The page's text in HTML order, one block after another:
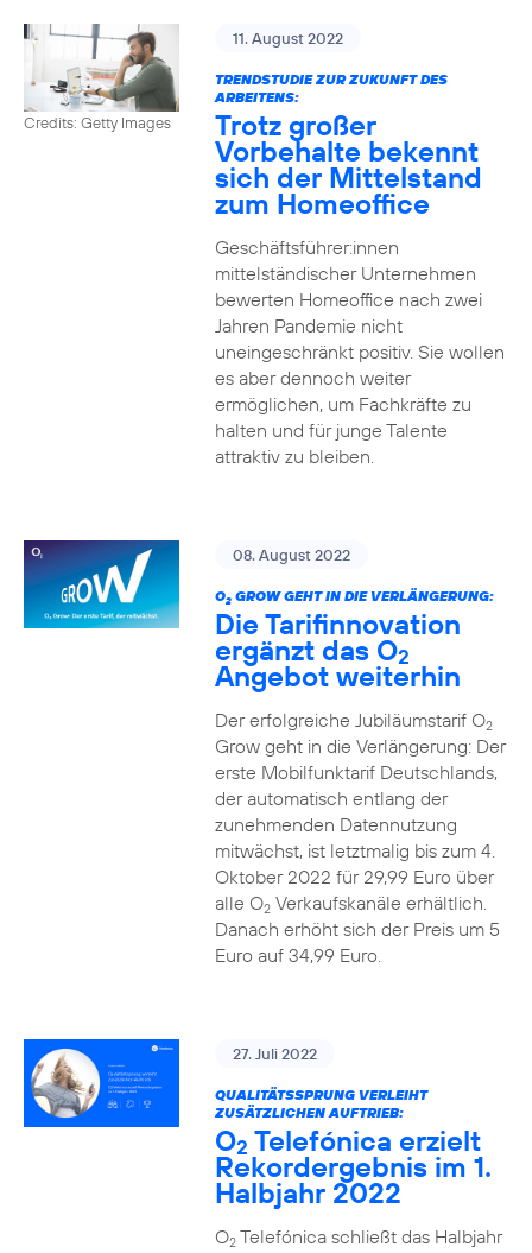
Credits: Getty Images
11. August 2022
TRENDSTUDIE ZUR ZUKUNFT DES
ARBEITENS:
Trotz großer
Vorbehalte bekennt
sich der Mittelstand
zum Homeoffice
Geschäftsführer:innen
mittelständischer Unternehmen
bewerten Homeoffice nach zwei
Jahren Pandemie nicht
uneingeschränkt positiv. Sie wollen
es aber dennoch weiter
ermöglichen, um Fachkräfte zu
halten und für junge Talente
attraktiv zu bleiben.
08. August 2022
O2GROW GEHT IN DIE VERLÄNGERUNG:
Die Tarifinnovation
ergänzt das O2
Angebot weiterhin
Der erfolgreiche Jubiläumstarif O2
Grow geht in die Verlängerung: Der
erste Mobilfunktarif Deutschlands,
der automatisch entlang der
zunehmenden Datennutzung
mitwächst, ist letztmalig bis zum 4.
Oktober 2022 für 29,99 Euro über
alle O2Verkaufskanäle erhältlich.
Danach erhöht sich der Preis um 5
Euro auf 34,99 Euro.
27. Juli 2022
QUALITÄTSSPRUNG VERLEIHT
ZUSÄTZLICHEN AUFTRIEB:
O2 Telefónica erzielt
Rekordergebnis im 1.
Halbjahr 2022
O2Telefónica schließt das Halbjahr